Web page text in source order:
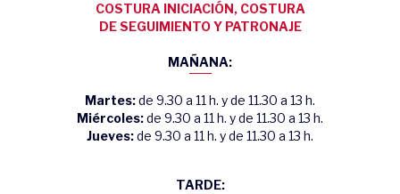
COSTURA INICIACIÓN, COSTURA
DE SEGUIMIENTO Y PATRONAJE
MAÑANA:
Martes:de 9.30 a 11 h. y de 11.30 a 13 h.
Miércoles:de 9.30 a 11 h. y de 11.30 a 13 h.
Jueves:de 9.30 a 11 h. y de 11.30 a 13 h.
TARDE: